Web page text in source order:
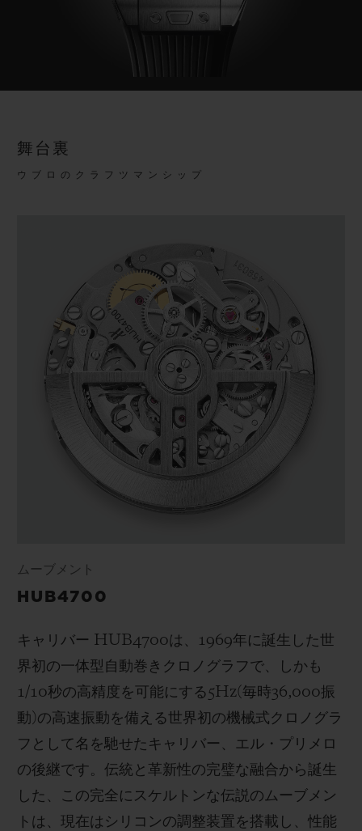
舞台裏
ウブロのクラフツマンシップ
ムーブメント
HUB4700
キャリバー HUB4700は、 1969年に誕生した世
界初の一体型自動巻きクロノグラフで、しかも
1/10秒の高精度を可能にする 5Hz(毎時36,000振
動 )の高速振動を備える世界初の機械式クロノグラ
フとして名を馳せたキャリバー、エル・プリメロ
の後継です。伝統と革新性の完璧な融合から誕生
した、この完全にスケルトンな伝説のムーブメン
トは、現在はシリコンの調整装置を搭載し、性能